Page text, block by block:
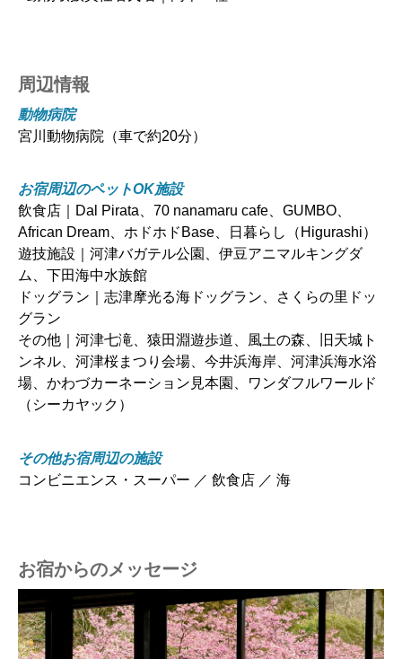
周辺情報
動物病院
宮川動物病院（車で約20分）
お宿周辺のペットOK施設
飲食店｜Dal Pirata、70 nanamaru cafe、GUMBO、
African Dream、ホドホドBase、日暮らし（Higurashi）
遊技施設｜河津バガテル公園、伊豆アニマルキングダ
ム、下田海中水族館
ドッグラン｜志津摩光る海ドッグラン、さくらの里ドッ
グラン
その他｜河津七滝、猿田淵遊歩道、風土の森、旧天城ト
ンネル、河津桜まつり会場、今井浜海岸、河津浜海水浴
場、かわづカーネーション見本園、ワンダフルワールド
（シーカヤック）
その他お宿周辺の施設
コンビニエンス・スーパー ／ 飲食店 ／ 海
お宿からのメッセージ